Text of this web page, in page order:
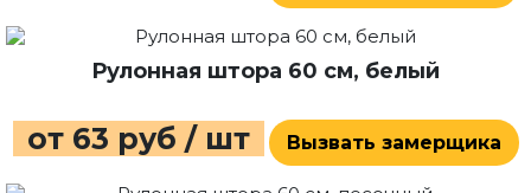
Рулонная штора 60 см, белый
от 63 руб / шт Вызвать замерщика